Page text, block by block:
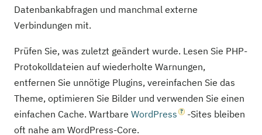
Datenbankabfragen und manchmal externe
Verbindungen mit.
Prüfen Sie, was zuletzt geändert wurde. Lesen Sie PHP-
Protokolldateien auf wiederholte Warnungen,
entfernen Sie unnötige Plugins, vereinfachen Sie das
Theme, optimieren Sie Bilder und verwenden Sie einen
einfachen Cache. Wartbare WordPress
-Sites bleiben
oft nahe am WordPress-Core.